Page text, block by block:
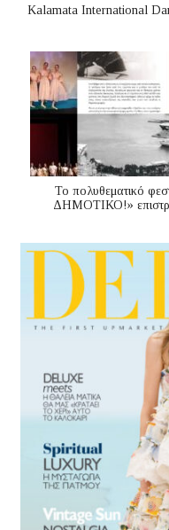
Kalamata International
Το πολυθεματικό
ΔΗΜΟΤΙΚΟ!»